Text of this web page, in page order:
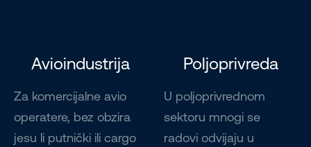
Avioindustrija
Za komercijalne avio
operatere, bez obzira
jesu li putnički ili cargo
Poljoprivreda
U poljoprivrednom
sektoru mnogi se
radovi odvijaju u